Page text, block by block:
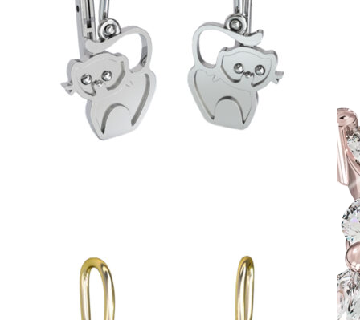
Romantic Collection
Zásnubné prstne z kolekcie Romantic.